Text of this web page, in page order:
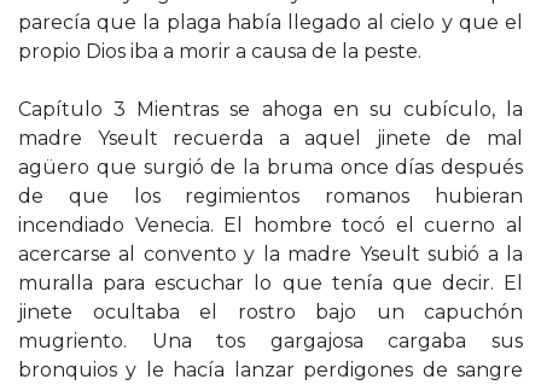
parecía que la plaga había llegado al cielo y que el
propio Dios iba a morir a causa de la peste.
Capítulo 3 Mientras se ahoga en su cubículo, la
madre Yseult recuerda a aquel jinete de mal
agüero que surgió de la bruma once días después
de que los regimientos romanos hubieran
incendiado Venecia. El hombre tocó el cuerno al
acercarse al convento y la madre Yseult subió a la
muralla para escuchar lo que tenía que decir. El
jinete ocultaba el rostro bajo un capuchón
mugriento. Una tos gargajosa cargaba sus
bronquios y le hacía lanzar perdigones de sangre